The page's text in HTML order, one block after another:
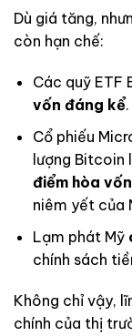
Dù giá tăng,
còn hạn chế:
Các quỹ ETF
vốn đáng kể.
Cổ phiếu
lượng Bitcoin
điểm hòa vốn
niêm yết của
Lạm phát Mỹ
chính sách
Không chỉ vậy,
chính của thị